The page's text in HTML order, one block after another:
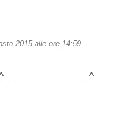
2015 alle ore 14:59